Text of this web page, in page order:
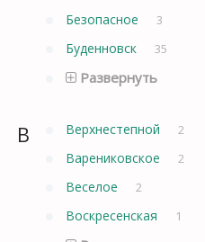
Безопасное 3
Буденновск 35
Развернуть
В Верхнестепной 2
Варениковское 2
Веселое 2
Воскресенская 1